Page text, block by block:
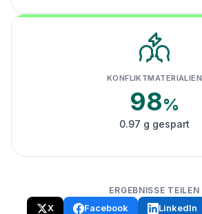
KONFLIKTMATERIALIEN
98%
0.97 g gespart
ERGEBNISSE TEILEN
X Facebook LinkedIn